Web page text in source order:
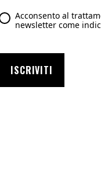
Acconsento al
newsletter come
ISCRIVITI